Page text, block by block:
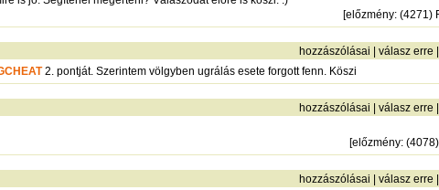
[előzmény: (4271)
hozzászólásai válasz erre
2. pontját. Szerintem völgyben ugrálás esete forgott fenn. Köszi
hozzászólásai válasz erre
[előzmény:
hozzászólásai válasz erre